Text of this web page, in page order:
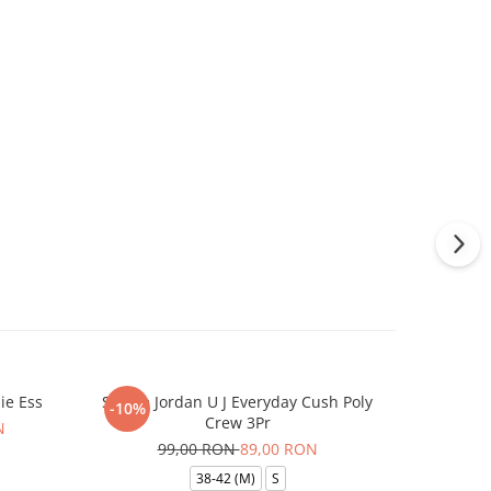
Ess
-10%
Sosete Jordan U J Everyday Cush Poly
Crew 3Pr
99,00 RON89,00 RON
38-42 (M) S